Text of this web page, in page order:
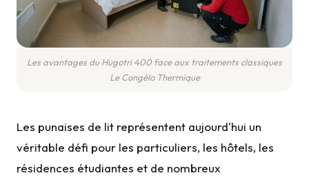
Les avantages du Hugotri 400 face aux traitements classiques
Le Congélo Thermique
Les punaises de lit représentent aujourd'hui un
véritable défi pour les particuliers, les hôtels, les
résidences étudiantes et de nombreux